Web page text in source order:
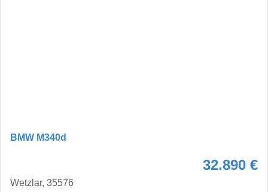
BMW M340d
32.890 €
Wetzlar, 35576